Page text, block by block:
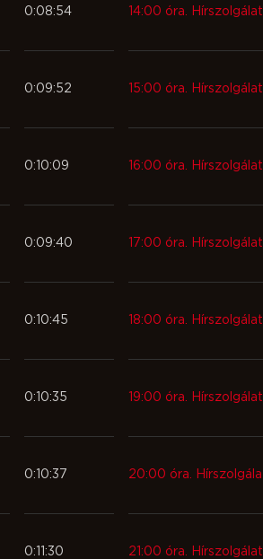
0:08:54 14:00 óra. Hírszolgálat
0:09:52 15:00 óra. Hírszolgálat
0:10:09 16:00 óra. Hírszolgálat
0:09:40 17:00 óra. Hírszolgálat
0:10:45 18:00 óra. Hírszolgálat
0:10:35 19:00 óra. Hírszolgálat
0:10:37 20:00 óra.
0:11:30 21:00 óra. Hírszolgálat